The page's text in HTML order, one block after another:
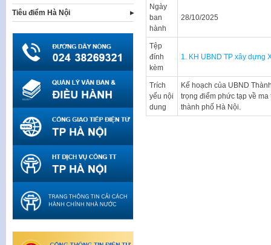
Ngày
ban
hành
28/10/2025
Tệp
đính
kèm
1. KH UBND TP xây dựng
Trích
yếu nội
dung
Kế hoạch của UBND
trọng điểm phức tạp về
thành phố Hà Nội.
Tiêu điểm Hà Nội